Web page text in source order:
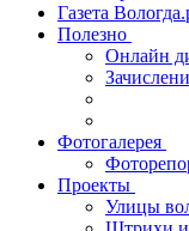
Газета
Полезно
Онлайн
Фотогалерея
Проекты
Улицы